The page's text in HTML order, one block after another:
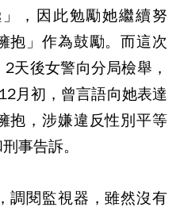
，因此勉勵她繼續努
抱」作為鼓勵。而這次
天後女警向分局檢舉，
月初，曾言語向她表達
抱，涉嫌違反性別平等
事告訴。
調閱監視器，雖然沒有